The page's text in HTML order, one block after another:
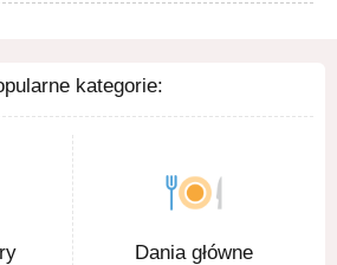
kategorie:
Dania główne